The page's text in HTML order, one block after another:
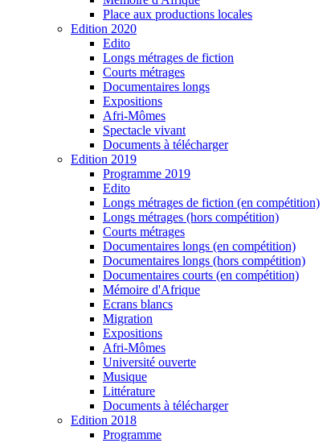
Place aux productions locales
Edition 2020
Edito
Longs métrages de fiction
Courts métrages
Documentaires longs
Expositions
Afri-Mômes
Spectacle vivant
Documents à télécharger
Edition 2019
Programme 2019
Edito
Longs métrages de fiction (en compétition)
Longs métrages (hors compétition)
Courts métrages
Documentaires longs (en compétition)
Documentaires longs (hors compétition)
Documentaires courts (en compétition)
Mémoire d'Afrique
Ecrans blancs
Migration
Expositions
Afri-Mômes
Université ouverte
Musique
Littérature
Documents à télécharger
Edition 2018
Programme